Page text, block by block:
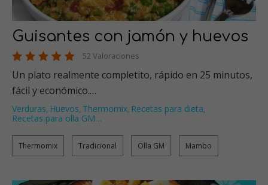
Guisantes con jamón y huevos
52 Valoraciones
Un plato realmente completito, rápido en 25 minutos,
fácil y económico.…
Verduras, Huevos, Thermomix, Recetas para dieta,
Recetas para olla GM…
Thermomix Tradicional Olla GM Mambo